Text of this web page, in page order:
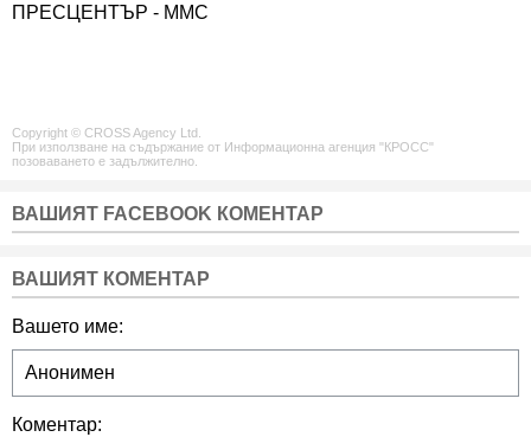
ПРЕСЦЕНТЪР - ММС
Copyright © CROSS Agency Ltd.
При използване на съдържание от Информационна агенция "КРОСС"
позоваването е задължително.
ВАШИЯТ FACEBOOK КОМЕНТАР
ВАШИЯТ КОМЕНТАР
Вашето име:
Коментар: